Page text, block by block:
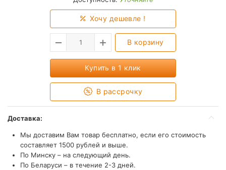
Хочу дешевле !
В корзину
Купить в 1 клик
В рассрочку
Доставка:
Мы доставим Вам товар бесплатно, если его стоимость
составляет 1500 рублей и выше.
По Минску – на следующий день.
По Беларуси – в течение 2-3 дней.